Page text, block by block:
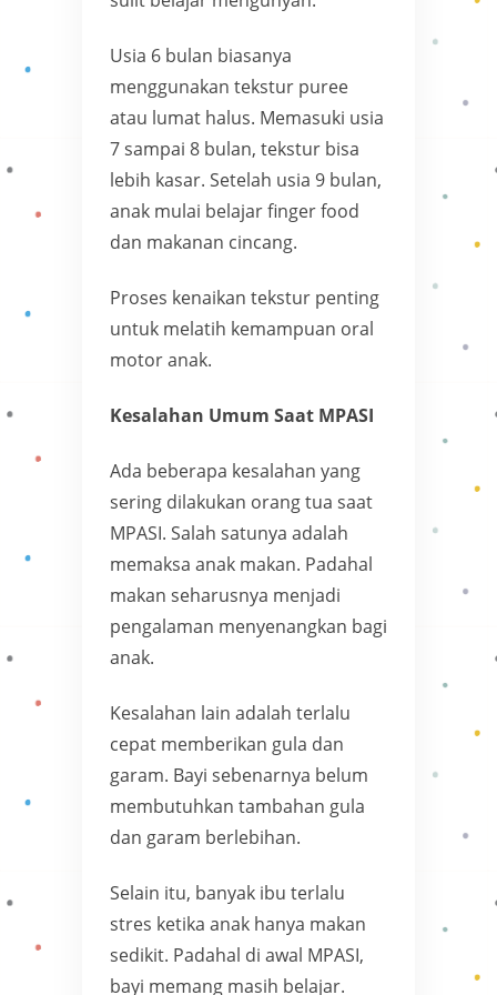
Usia 6 bulan biasanya
menggunakan tekstur puree
atau lumat halus. Memasuki usia
7 sampai 8 bulan, tekstur bisa
lebih kasar. Setelah usia 9 bulan,
anak mulai belajar finger food
dan makanan cincang.
Proses kenaikan tekstur penting
untuk melatih kemampuan oral
motor anak.
Kesalahan Umum Saat MPASI
Ada beberapa kesalahan yang
sering dilakukan orang tua saat
MPASI. Salah satunya adalah
memaksa anak makan. Padahal
makan seharusnya menjadi
pengalaman menyenangkan bagi
anak.
Kesalahan lain adalah terlalu
cepat memberikan gula dan
garam. Bayi sebenarnya belum
membutuhkan tambahan gula
dan garam berlebihan.
Selain itu, banyak ibu terlalu
stres ketika anak hanya makan
sedikit. Padahal di awal MPASI,
bayi memang masih belajar.